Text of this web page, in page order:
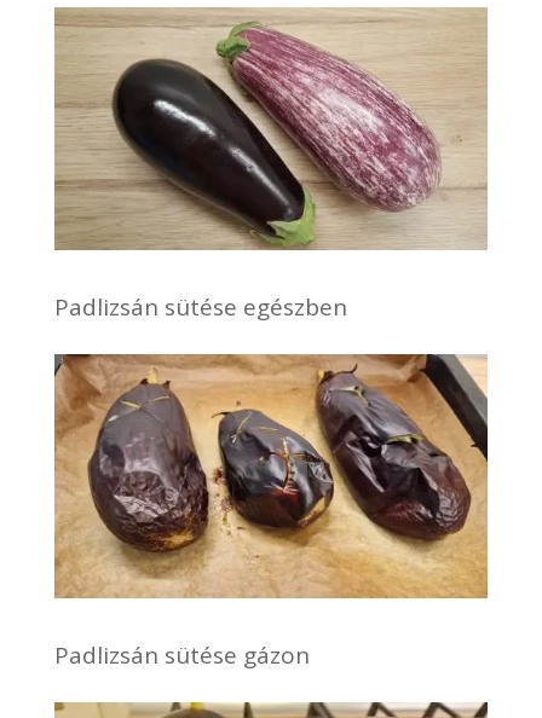
Padlizsán sütése egészben
Padlizsán sütése gázon